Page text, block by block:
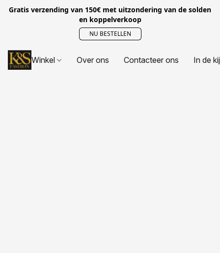
Gratis verzending van 150€ met uitzondering van de solden
en koppelverkoop
NU BESTELLEN
Winkel Over ons Contacteer ons In de